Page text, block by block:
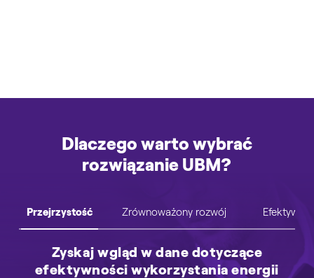
Dlaczego warto wybrać
rozwiązanie UBM?
Zrównoważony rozwój
Zyskaj wgląd w dane dotyczące
efektywności wykorzystania energii